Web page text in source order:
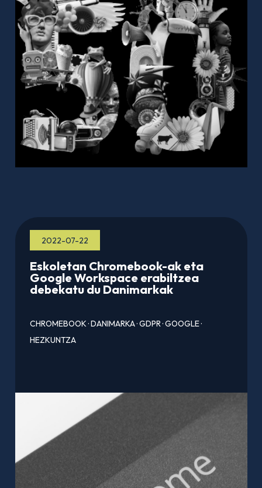
2022-07-22
Eskoletan Chromebook-ak eta
Google Workspace erabiltzea
debekatu du Danimarkak
CHROMEBOOK·DANIMARKA·GDPR·GOOGLE·
HEZKUNTZA